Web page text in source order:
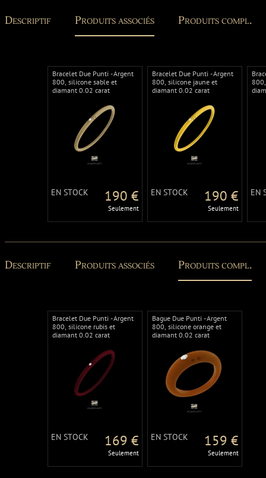
Descriptif Produits associés Produits compl.
Bracelet Due Punti - Argent
800, silicone sable et
diamant 0.02 carat
EN STOCK 190 €
Seulement
Bracelet Due Punti - Argent
800, silicone jaune et
diamant 0.02 carat
EN STOCK 190 €
Seulement
EN
Descriptif Produits associés Produits compl.
Bracelet Due Punti - Argent
800, silicone rubis et
diamant 0.02 carat
EN STOCK 169 €
Seulement
Bague Due Punti - Argent
800, silicone orange et
diamant 0.02 carat
EN STOCK 159 €
Seulement